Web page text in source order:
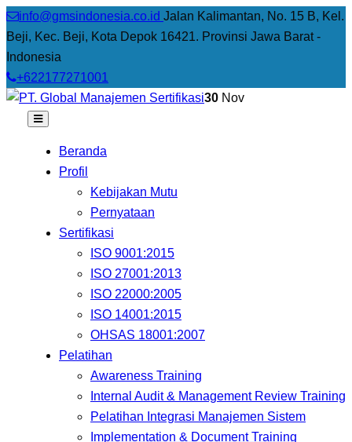
info@gmsindonesia.co.id Jalan Kalimantan, No. 15 B, Kel.
Beji, Kec. Beji, Kota Depok 16421. Provinsi Jawa Barat -
Indonesia
+622177271001
Beranda
Profil
Kebijakan Mutu
Pernyataan
Sertifikasi
ISO 9001:2015
ISO 27001:2013
ISO 22000:2005
ISO 14001:2015
OHSAS 18001:2007
Pelatihan
Awareness Training
Internal Audit & Management Review Training
Pelatihan Integrasi Manajemen Sistem
Implementation & Document Training
30 Nov